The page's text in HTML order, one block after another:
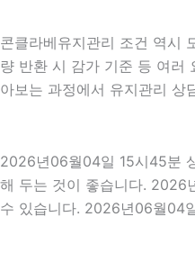
콘클라베유지관리 조건 역시
량 반환 시 감가 기준 등 여러
아보는 과정에서 유지관리 상
2026년06월04일 15시45분
해 두는 것이 좋습니다. 2026
수 있습니다. 2026년06월04